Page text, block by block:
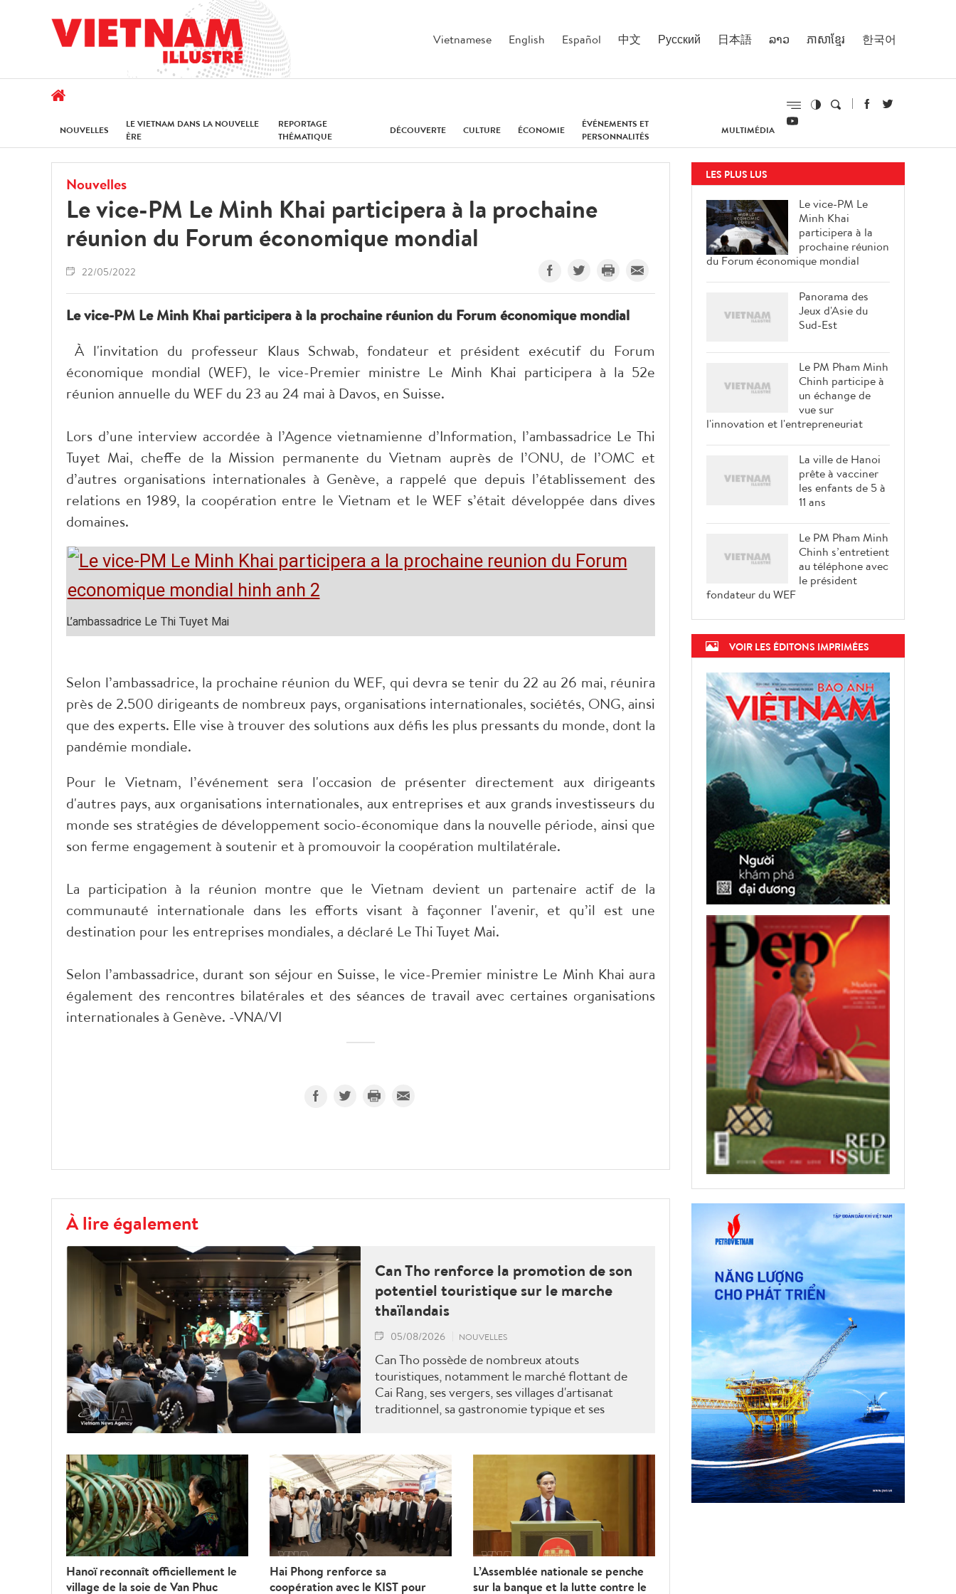
Vietnamese English Español 中文 Русский 日本語 ລາວ ភាសាខ្មែរ 한국어
NOUVELLES
LE VIETNAM DANS LA NOUVELLE
ÈRE
REPORTAGE
THÉMATIQUE
DÉCOUVERTE CULTURE ÉCONOMIE
ÉVÉNEMENTS ET
PERSONNALITÉS
MULTIMÉDIA
Nouvelles
Le vice-PM Le Minh Khai participera à la prochaine
réunion du Forum économique mondial
22/05/2022
Le vice-PM Le Minh Khai participera à la prochaine réunion du Forum économique mondial
À l'invitation du professeur Klaus Schwab, fondateur et président exécutif du Forum
économique mondial (WEF), le vice-Premier ministre Le Minh Khai participera à la 52e
réunion annuelle du WEF du 23 au 24 mai à Davos, en Suisse.
Lors d’une interview accordée à l’Agence vietnamienne d’Information, l’ambassadrice Le Thi
Tuyet Mai, cheffe de la Mission permanente du Vietnam auprès de l’ONU, de l’OMC et
d’autres organisations internationales à Genève, a rappelé que depuis l’établissement des
relations en 1989, la coopération entre le Vietnam et le WEF s’était développée dans dives
domaines.
L’ambassadrice Le Thi Tuyet Mai
Selon l’ambassadrice, la prochaine réunion du WEF, qui devra se tenir du 22 au 26 mai, réunira
près de 2.500 dirigeants de nombreux pays, organisations internationales, sociétés, ONG, ainsi
que des experts. Elle vise à trouver des solutions aux défis les plus pressants du monde, dont la
pandémie mondiale.
Pour le Vietnam, l’événement sera l'occasion de présenter directement aux dirigeants
d'autres pays, aux organisations internationales, aux entreprises et aux grands investisseurs du
monde ses stratégies de développement socio-économique dans la nouvelle période, ainsi que
son ferme engagement à soutenir et à promouvoir la coopération multilatérale.
La participation à la réunion montre que le Vietnam devient un partenaire actif de la
communauté internationale dans les efforts visant à façonner l'avenir, et qu’il est une
destination pour les entreprises mondiales, a déclaré Le Thi Tuyet Mai.
Selon l’ambassadrice, durant son séjour en Suisse, le vice-Premier ministre Le Minh Khai aura
également des rencontres bilatérales et des séances de travail avec certaines organisations
internationales à Genève. -VNA/VI
À lire également
Can Tho renforce la promotion de son
potentiel touristique sur le marche
thaïlandais
05/08/2026 NOUVELLES
Can Tho possède de nombreux atouts
touristiques, notamment le marché flottant de
Cai Rang, ses vergers, ses villages d'artisanat
traditionnel, sa gastronomie typique et ses
qualité, durable et intelligente, axée sur le
tourisme écologique, le tourisme de villégiature,
le tourisme culturel et spirituel, ainsi que le
tourisme MICE.
Hanoï reconnaît officiellement le
village de la soie de Van Phuc
Hai Phong renforce sa
coopération avec le KIST pour
L’Assemblée nationale se penche
sur la banque et la lutte contre le
LES PLUS LUS
Le vice-PM Le
Minh Khai
participera à la
prochaine réunion
du Forum économique mondial
Panorama des
Jeux d'Asie du
Sud-Est
Le PM Pham Minh
Chinh participe à
un échange de
vue sur
l'innovation et l'entrepreneuriat
La ville de Hanoi
prête à vacciner
les enfants de 5 à
11 ans
Le PM Pham Minh
Chinh s’entretient
au téléphone avec
le président
fondateur du WEF
VOIR LES ÉDITONS IMPRIMÉES